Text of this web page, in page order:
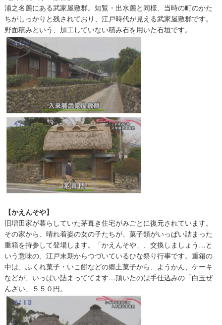
浦之名麓にある武家屋敷群。知覧・出水麓と同様、当時の町のかた
ちがしっかりと残されており、江戸時代が見える武家屋敷群です。
野面積みという、加工していない積み石を用いた石垣です。
【かえんそや】
旧増田家が暮らしていた茅葺き住宅がみごとに復元されています。
その家から、晴れ着姿の女の子たちが、菓子類がいっぱい詰まった
重箱を持参して登場します。「かえんそや」、交換しましょう…と
いう意味の、江戸末期からつづいているひな祭り行事です。重箱の
中は、ふくれ菓子・いこ餅などの郷土菓子から、ようかん、ケーキ
などが、いっぱい詰まっててます…頂いたのは手仕込みの「白玉ぜ
んざい」５５０円。